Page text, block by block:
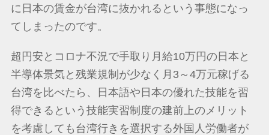
に日本の賃金が台湾に抜かれるという事態になっ
てしまったのです。
超円安とコロナ不況で手取り月給10万円の日本と
半導体景気と残業規制が少なく月3～4万元稼げる
台湾を比べたら、日本語や日本の優れた技能を習
得できるという技能実習制度の建前上のメリット
を考慮しても台湾行きを選択する外国人労働者が